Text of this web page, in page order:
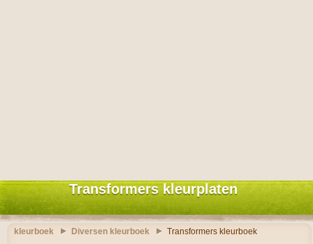
Transformers kleurplaten
kleurboek Diversen kleurboek Transformers kleurboek